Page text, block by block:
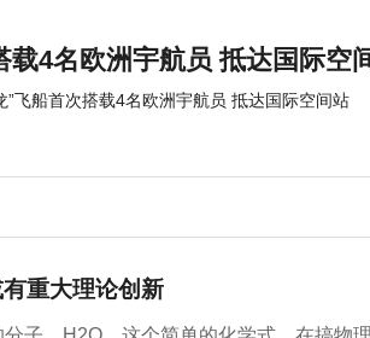
载4名欧洲宇航员 抵达国际空
”飞船首次搭载4名欧洲宇航员 抵达国际空间站
重大理论创新